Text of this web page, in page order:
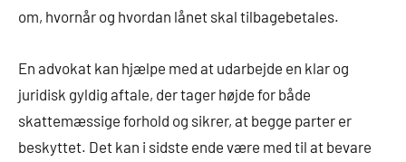
om, hvornår og hvordan lånet skal tilbagebetales.
En advokat kan hjælpe med at udarbejde en klar og
juridisk gyldig aftale, der tager højde for både
skattemæssige forhold og sikrer, at begge parter er
beskyttet. Det kan i sidste ende være med til at bevare